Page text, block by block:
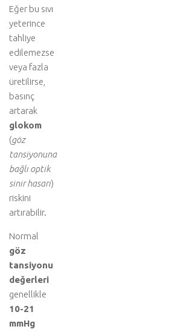
Eğer bu sıvı
yeterince
tahliye
edilemezse
veya fazla
üretilirse,
basınç
artarak
glokom
(göz
tansiyonuna
bağlı optik
sinir hasarı)
riskini
artırabilir.
Normal
göz
tansiyonu
değerleri
genellikle
10-21
mmHg